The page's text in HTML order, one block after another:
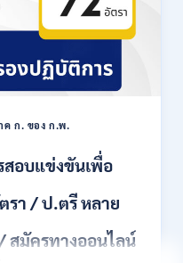
ค ก. ของ ก.พ.
สอบแข่งขันเพื่อ
รา / ป.ตรี หลาย
สมัครทางออนไลน์